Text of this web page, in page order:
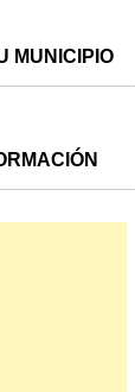
MUNICIPIO